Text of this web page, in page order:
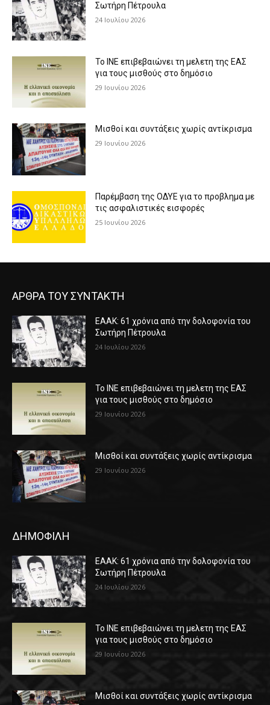
Σωτήρη Πέτρουλα
24 Ιουλίου 2026
Το ΙΝΕ επιβεβαιώνει τη μελετη της ΕΑΣ
για τους μισθούς στο δημόσιο
29 Ιουνίου 2026
Μισθοί και συντάξεις χωρίς αντίκρισμα
29 Ιουνίου 2026
Παρέμβαση της ΟΔΥΕ για το προβλημα με
τις ασφαλιστικές εισφορές
25 Ιουνίου 2026
ΑΡΘΡΑ ΤΟΥ ΣΥΝΤΑΚΤΗ
ΕΑΑΚ: 61 χρόνια από την δολοφονία του
Σωτήρη Πέτρουλα
24 Ιουλίου 2026
Το ΙΝΕ επιβεβαιώνει τη μελετη της ΕΑΣ
για τους μισθούς στο δημόσιο
29 Ιουνίου 2026
Μισθοί και συντάξεις χωρίς αντίκρισμα
29 Ιουνίου 2026
ΔΗΜΟΦΙΛΗ
ΕΑΑΚ: 61 χρόνια από την δολοφονία του
Σωτήρη Πέτρουλα
24 Ιουλίου 2026
Το ΙΝΕ επιβεβαιώνει τη μελετη της ΕΑΣ
για τους μισθούς στο δημόσιο
29 Ιουνίου 2026
Μισθοί και συντάξεις χωρίς αντίκρισμα